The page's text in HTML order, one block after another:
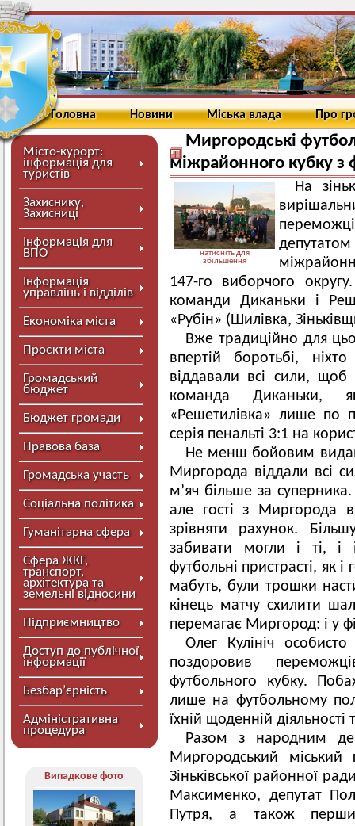
Головна Новини Міська влада Про
Місто-курорт:
інформація для
туристів
Захиснику,
Захисниці
Інформація для
ВПО
Інформація
управлінь і відділів
Економіка міста
Проєкти міста
Громадський
бюджет
Бюджет громади
Правова база
Громадська участь
Соціальна політика
Гуманітарна сфера
Сфера ЖКГ,
транспорт,
архітектура та
земельні відносини
Підприємництво
Доступ до публічної
інформації
Безбар’єрність
Адміністративна
процедура
Випадкове фото
Миргородські
міжрайонного кубку з
натисніть для
збільшення
На
147-го виборчого
команди Диканьки і
«Рубін» (Шилівка,
Вже традиційно для
впертій боротьбі,
віддавали всі сили, щоб
команда Диканьки,
«Решетилівка» лише по
серія пенальті 3:1 на
Не менш бойовим
Миргорода віддали всі
м’яч більше за
але гості з Миргорода
зрівняти рахунок.
забивати могли і ті, і
футбольні пристрасті, як
мабуть, були трошки
кінець матчу схилити
перемагає Миргород: і у
Олег Кулініч особисто
поздоровив
футбольного кубку.
лише на футбольному
їхній щоденній
Разом з народним
Миргородський
Зіньківської районної
Максименко, депутат
Путря, а також